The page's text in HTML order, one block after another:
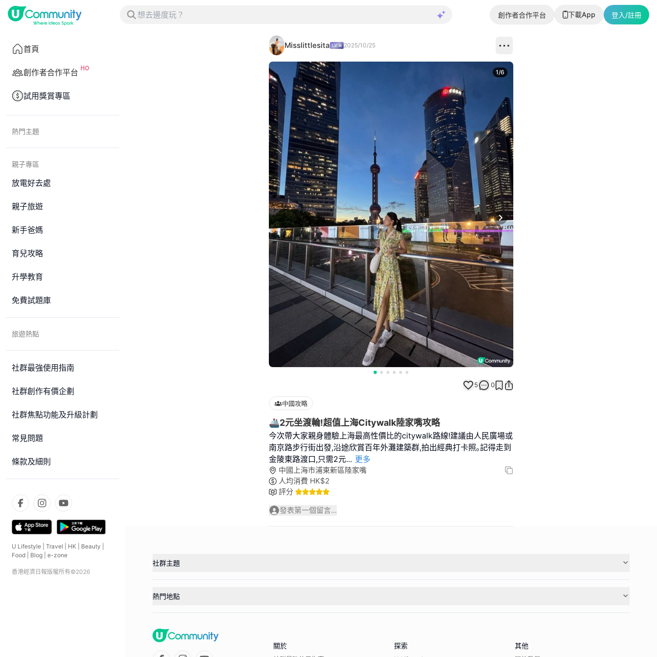
創作者合作平台 下載App 登入/註冊
首頁
創作者合作平台
試用獎賞專區
熱門主題
親子專區
放電好去處
親子旅遊
新手爸媽
育兒攻略
升學教育
免費試題庫
旅遊熱點
社群最強使用指南
社群創作有價企劃
社群焦點功能及升級計劃
常見問題
條款及細則
U Lifestyle Travel HK Beauty
Food
Blog e-zone
香港經濟日報版權所有©2026
Misslittlesita 2025/10/25
Next slide
1/6
5 0
中國攻略
🚢2元坐渡輪!超值上海Citywalk陸家嘴攻略
今次帶大家親身體驗上海最高性價比的citywalk路線!建議由人民廣場或
南京路步行街出發,沿途欣賞百年外灘建築群,拍出經典打卡照｡記得走到
金陵東路渡口,只需2元... 更多
中國上海市浦東新區陸家嘴
人均消費 HK$2
評分
發表第一個留言...
社群主題
熱門地點
關於 探索 其他